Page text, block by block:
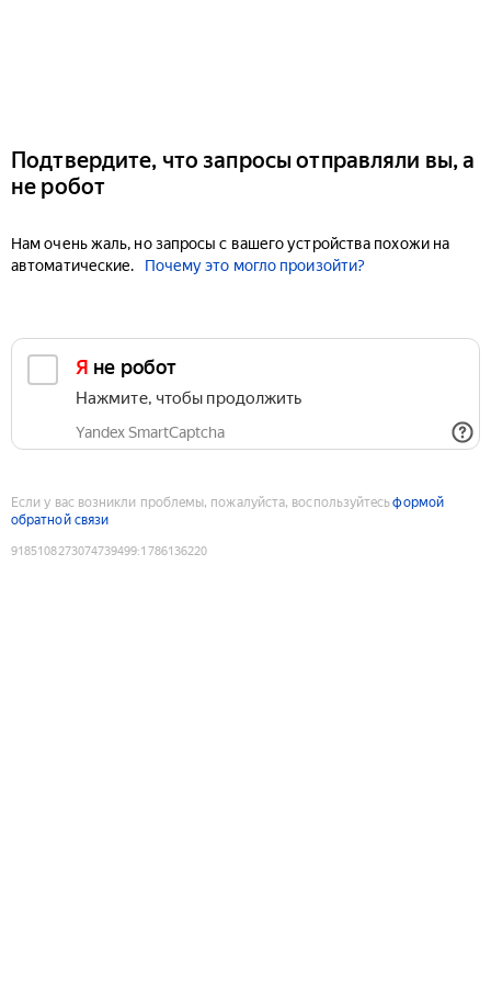
Подтвердите, что запросы отправляли вы, а
не робот
Нам очень жаль, но запросы с вашего устройства похожи на
автоматические.
Почему это могло произойти?
Я не робот
Нажмите, чтобы продолжить
Yandex SmartCaptcha
Если у вас возникли проблемы, пожалуйста, воспользуйтесьформой
обратной связи
9185108273074739499:1786136220